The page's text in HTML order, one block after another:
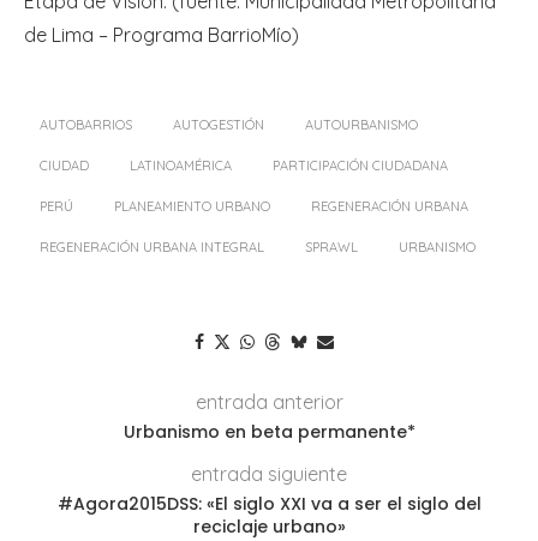
de Lima – Programa BarrioMío)
AUTOBARRIOS AUTOGESTIÓN AUTOURBANISMO
CIUDAD LATINOAMÉRICA PARTICIPACIÓN CIUDADANA
PERÚ PLANEAMIENTO URBANO REGENERACIÓN URBANA
REGENERACIÓN URBANA INTEGRAL SPRAWL URBANISMO
entrada anterior
Urbanismo en beta permanente*
entrada siguiente
#Agora2015DSS: «El siglo XXI va a ser el siglo del
reciclaje urbano»